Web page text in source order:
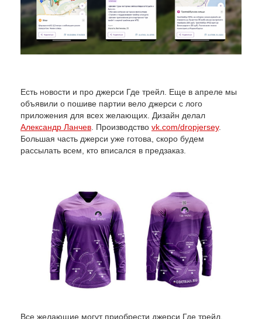
Есть новости и про джерси Где трейл. Еще в апреле мы
объявили о пошиве партии вело джерси с лого
приложения для всех желающих. Дизайн делал
Александр Ланчев . Производство vk.com/dropjersey.
Большая часть джерси уже готова, скоро будем
рассылать всем, кто вписался в предзаказ.
Все желающие могут приобрести джерси Где трейл,